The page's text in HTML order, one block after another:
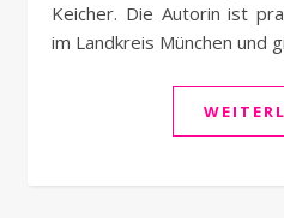
Keicher. Die Autorin ist
im Landkreis München und